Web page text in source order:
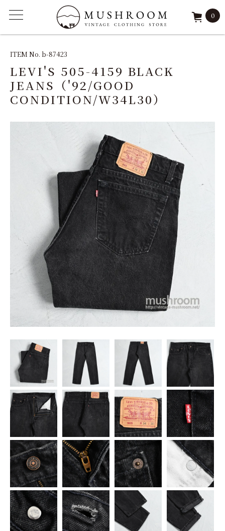
FEATURE
ARCHIVE
MY ACCOUNT
0
ITEM No. b-87423
LEVI'S 505-4159 BLACK
JEANS（'92/GOOD
CONDITION/W34L30）